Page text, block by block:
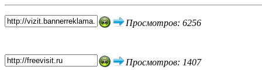
Просмотров: 6256
Просмотров: 1407